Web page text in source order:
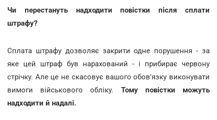
Чи перестануть надходити повістки після сплати
штрафу?
Сплата штрафу дозволяє закрити одне порушення - за
яке цей штраф був нарахований - і прибирає червону
стрічку. Але це не скасовує вашого обов'язку виконувати
вимоги військового обліку. Тому повістки можуть
надходити й надалі.